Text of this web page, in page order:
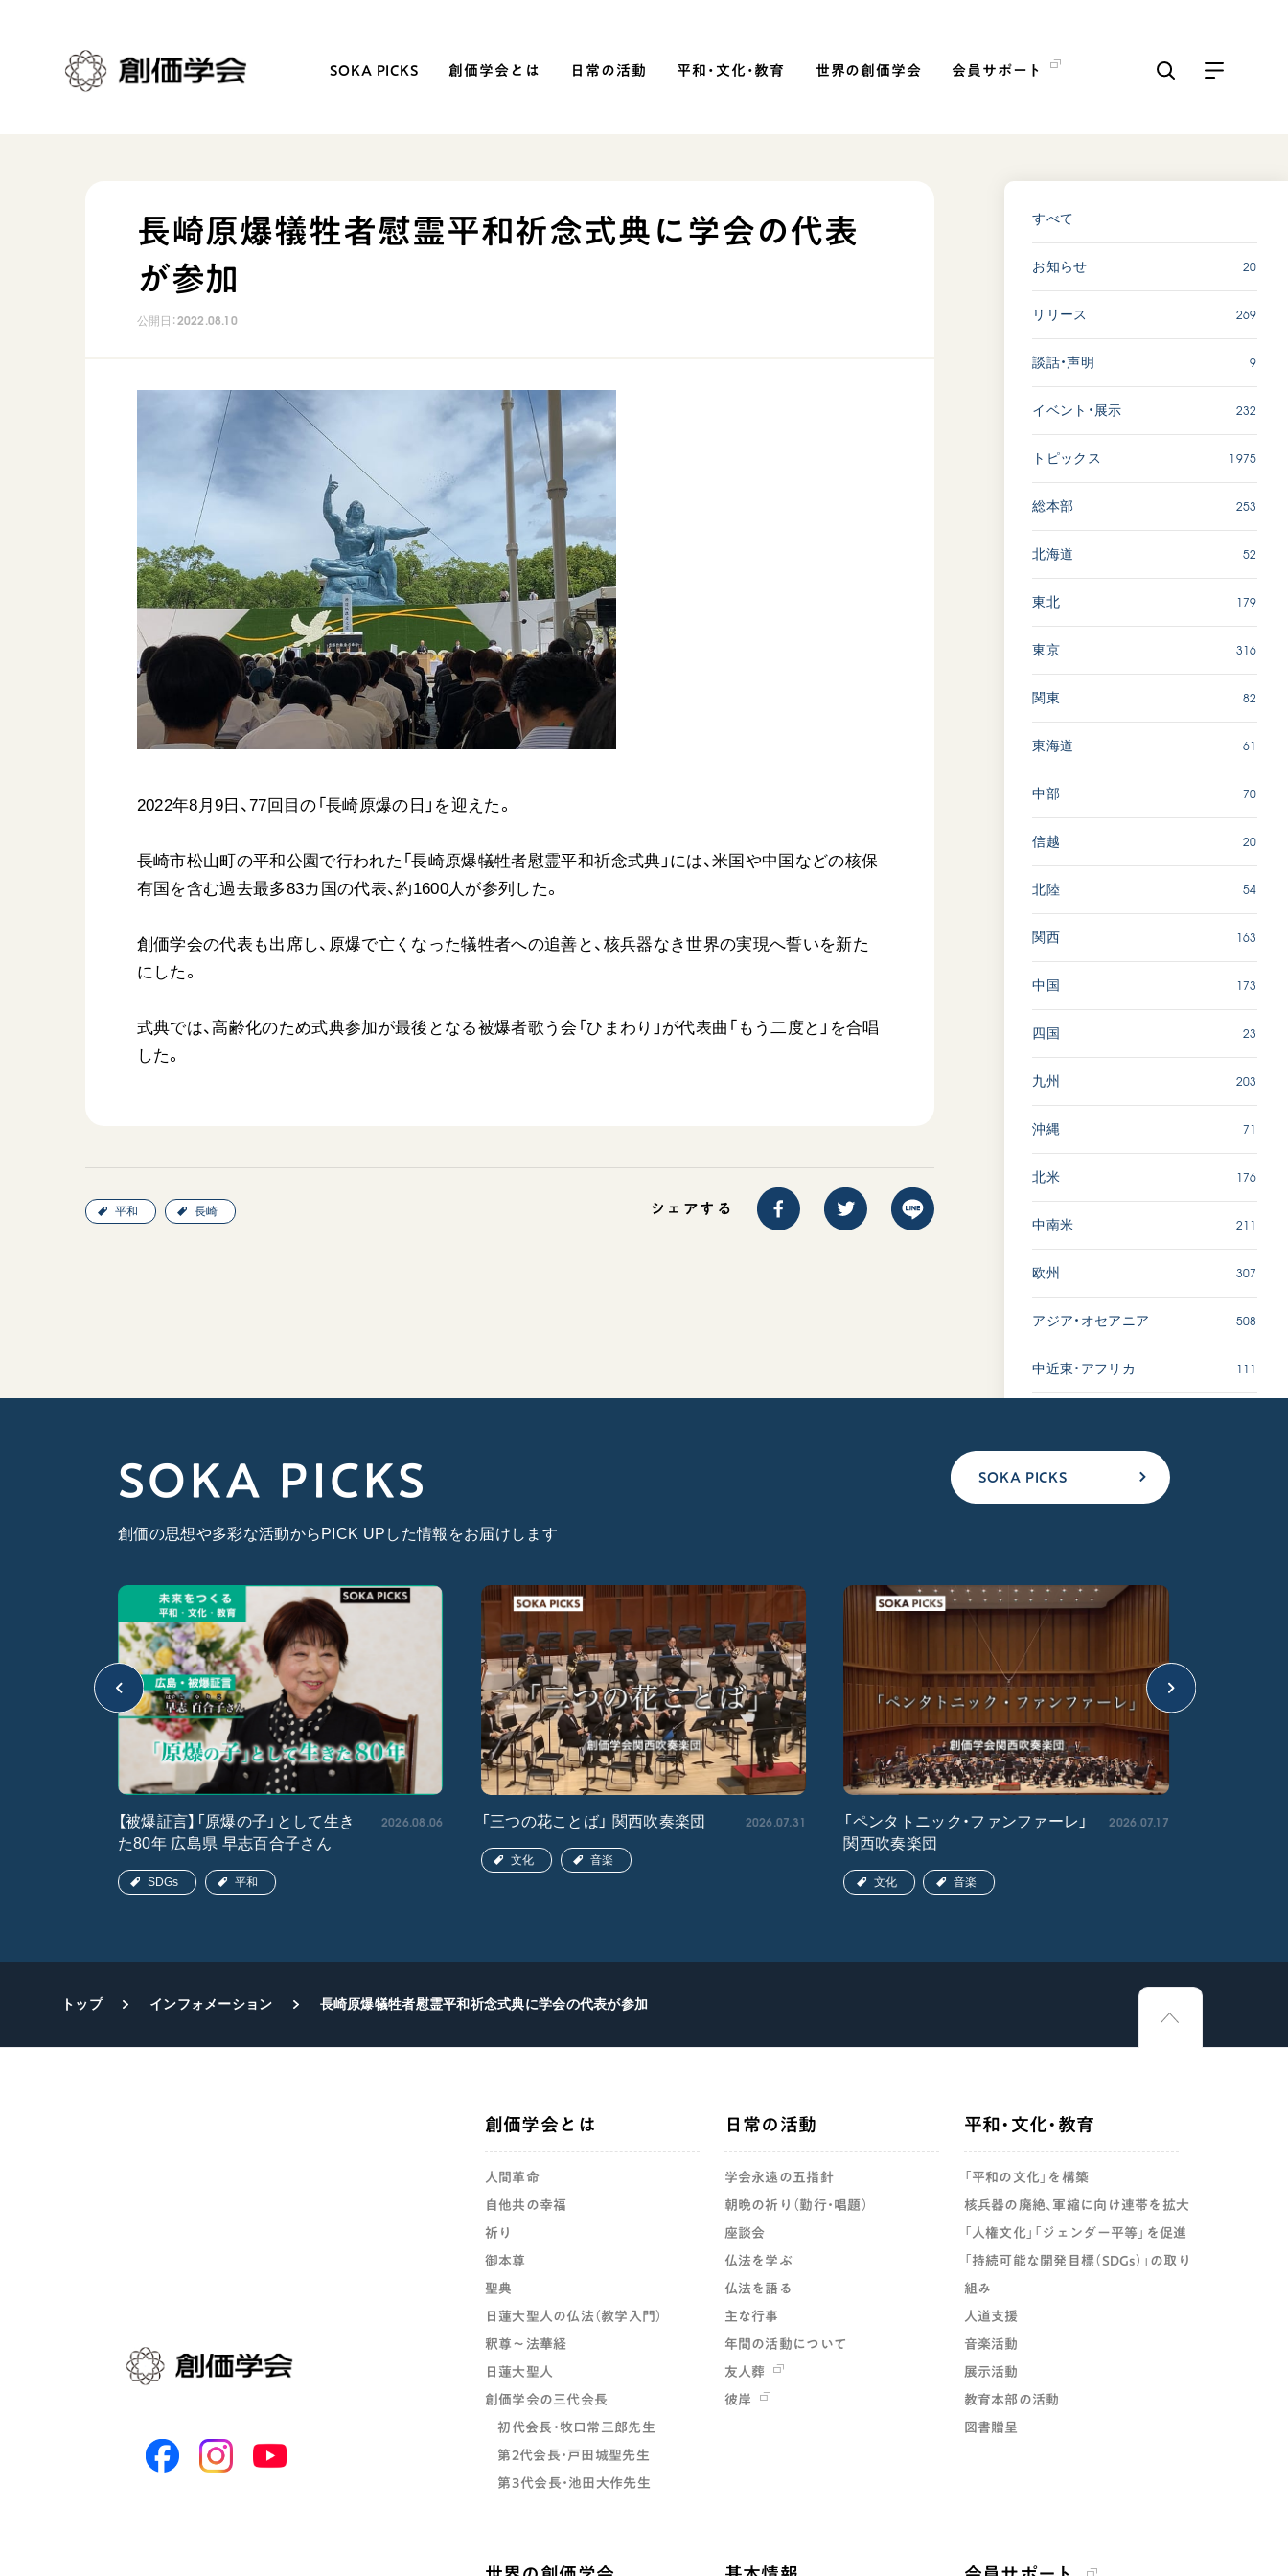
SOKA PICKS 創価学会とは 日常の活動 平和・文化・教育 世界の創価学会 会員サポート
自他共の幸福
日蓮大聖人の仏法（教学入門）
初代会長・牧口常三郎先生
第2代会長・戸田城聖先生
第3代会長・池田大作先生
学会永遠の五指針
主な行事
年間の活動について
友人葬
「平和の文化」を構築
取り組み
人道支援
音楽活動
展示活動
教育本部の活動
図書贈呈
世界の創価学会
各国ウェブサイト
世界の創価学会の歴史
基本情報
会員サポート
座談会御書ｅ講義
要旨
＜関連リンク＞
創価学会総本部
墓地公園・納骨堂
聖教電子版
聖教ブックストア
ご意見
【被爆証言】「原爆の子」と
して生きた80年 広島県 早
志百…
2026.08.06
SDGs
動画
広島
「三つの花ことば」 関西吹
奏楽団
2026.07.31
文化 音楽
「ペンタトニック・ファン
ファーレ」 関西吹奏楽団
2026.07.17
長崎原爆犠牲者慰霊平和祈念式典に学会の代表
が参加
公開日：2022.08.10
2022年8月9日、77回目の「長崎原爆の日」を迎えた。
長崎市松山町の平和公園で行われた「長崎原爆犠牲者慰霊平和祈念式典」には、米国や中国などの核保
有国を含む過去最多83カ国の代表、約1600人が参列した。
創価学会の代表も出席し、原爆で亡くなった犠牲者への追善と、核兵器なき世界の実現へ誓いを新た
にした。
式典では、高齢化のため式典参加が最後となる被爆者歌う会「ひまわり」が代表曲「もう二度と」を合唱
した。
平和 長崎 シェアする
すべて
お知らせ 20
リリース 269
談話・声明 9
イベント・展示 232
トピックス 1975
総本部 253
北海道 52
東北 179
東京 316
関東 82
東海道 61
中部 70
信越 20
北陸 54
関西 163
中国 173
四国 23
九州 203
沖縄 71
北米 176
中南米 211
欧州 307
アジア・オセアニア 508
中近東・アフリカ 111
SOKA PICKS
創価の思想や多彩な活動からPICK UPした情報をお届けします
SOKA PICKS
【被爆証言】「原爆の子」として生き
た80年 広島県 早志百合子さん
2026.08.06
SDGs 平和
「三つの花ことば」 関西吹奏楽団 2026.07.31
文化 音楽
「ペンタトニック・ファンファーレ」
関西吹奏楽団
2026.07.17
文化 音楽
トップ インフォメーション 長崎原爆犠牲者慰霊平和祈念式典に学会の代表が参加
創価学会とは
人間革命
自他共の幸福
祈り
御本尊
聖典
日蓮大聖人の仏法（教学入門）
釈尊～法華経
日蓮大聖人
創価学会の三代会長
初代会長・牧口常三郎先生
第2代会長・戸田城聖先生
第3代会長・池田大作先生
日常の活動
学会永遠の五指針
朝晩の祈り（勤行・唱題）
座談会
仏法を学ぶ
仏法を語る
主な行事
年間の活動について
友人葬
彼岸
平和・文化・教育
「平和の文化」を構築
核兵器の廃絶、軍縮に向け連帯を拡大
「人権文化」「ジェンダー平等」を促進
「持続可能な開発目標（SDGs）」の取り
組み
人道支援
音楽活動
展示活動
教育本部の活動
図書贈呈